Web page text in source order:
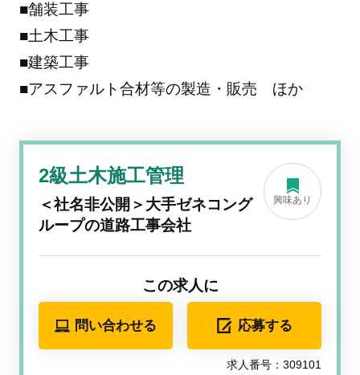
■舗装工事
■土木工事
■建築工事
■アスファルト合材等の製造・販売 ほか
2級土木施工管理
＜社名非公開＞大手ゼネコング
ループの道路工事会社
興味あり
この求人に
問い合わせる 応募する
求人番号：309101